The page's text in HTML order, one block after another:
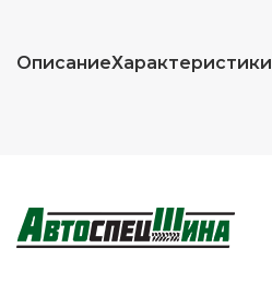
ОписаниеХарактеристики